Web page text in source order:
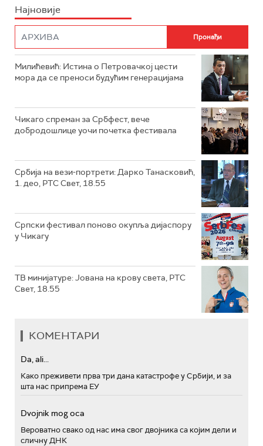
Најновије
Милићевић: Истина о Петровачкој цести
мора да се преноси будућим генерацијама
Чикаго спреман за Србфест, вече
добродошлице уочи почетка фестивала
Србија на вези-портрети: Дарко Танасковић,
1. део, РТС Свет, 18.55
Српски фестивал поново окупља дијаспору
у Чикагу
ТВ минијатуре: Јована на крову света, РТС
Свет, 18.55
КОМЕНТАРИ
Da, ali...
Како преживети прва три дана катастрофе у Србији, и за
шта нас припрема ЕУ
Dvojnik mog oca
Вероватно свако од нас има свог двојника са којим дели и
сличну ДНК